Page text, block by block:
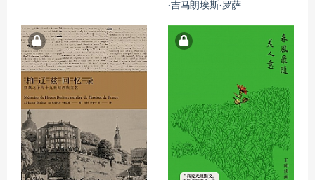
·吉马朗埃斯·罗萨